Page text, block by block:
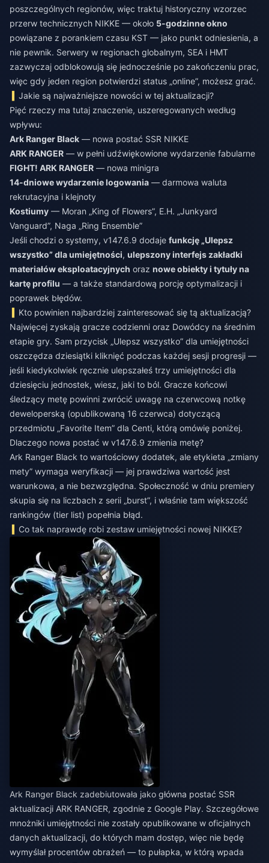
poszczególnych regionów, więc traktuj historyczny wzorzec
przerw technicznych NIKKE — około 5-godzinne okno
powiązane z porankiem czasu KST — jako punkt odniesienia, a
nie pewnik. Serwery w regionach globalnym, SEA i HMT
zazwyczaj odblokowują się jednocześnie po zakończeniu prac,
więc gdy jeden region potwierdzi status „online”, możesz grać.
Jakie są najważniejsze nowości w tej aktualizacji?
Pięć rzeczy ma tutaj znaczenie, uszeregowanych według
wpływu:
Ark Ranger Black — nowa postać SSR NIKKE
ARK RANGER — w pełni udźwiękowione wydarzenie fabularne
FIGHT! ARK RANGER — nowa minigra
14-dniowe wydarzenie logowania — darmowa waluta
rekrutacyjna i klejnoty
Kostiumy — Moran „King of Flowers”, E.H. „Junkyard
Vanguard”, Naga „Ring Ensemble”
Jeśli chodzi o systemy, v147.6.9 dodaje funkcję „Ulepsz
wszystko” dla umiejętności, ulepszony interfejs zakładki
materiałów eksploatacyjnych oraz nowe obiekty i tytuły na
kartę profilu — a także standardową porcję optymalizacji i
poprawek błędów.
Kto powinien najbardziej zainteresować się tą aktualizacją?
Najwięcej zyskają gracze codzienni oraz Dowódcy na średnim
etapie gry. Sam przycisk „Ulepsz wszystko” dla umiejętności
oszczędza dziesiątki kliknięć podczas każdej sesji progresji —
jeśli kiedykolwiek ręcznie ulepszałeś trzy umiejętności dla
dziesięciu jednostek, wiesz, jaki to ból. Gracze końcowi
śledzący metę powinni zwrócić uwagę na czerwcową notkę
deweloperską (opublikowaną 16 czerwca) dotyczącą
przedmiotu „Favorite Item” dla Centi, którą omówię poniżej.
Dlaczego nowa postać w v147.6.9 zmienia metę?
Ark Ranger Black to wartościowy dodatek, ale etykieta „zmiany
mety” wymaga weryfikacji — jej prawdziwa wartość jest
warunkowa, a nie bezwzględna. Społeczność w dniu premiery
skupia się na liczbach z serii „burst”, i właśnie tam większość
rankingów (tier list) popełnia błąd.
Co tak naprawdę robi zestaw umiejętności nowej NIKKE?
Ark Ranger Black zadebiutowała jako główna postać SSR
aktualizacji ARK RANGER, zgodnie z Google Play. Szczegółowe
mnożniki umiejętności nie zostały opublikowane w oficjalnych
danych aktualizacji, do których mam dostęp, więc nie będę
wymyślał procentów obrażeń — to pułapka, w którą wpada